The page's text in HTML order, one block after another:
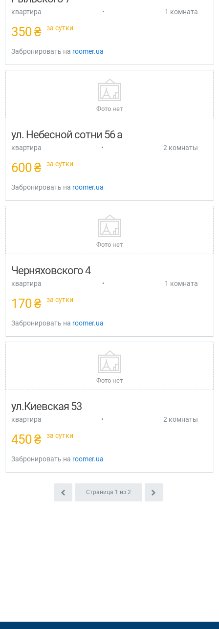
квартира • 1 комната
350 ₴ за сутки
Забронировать на roomer.ua
Фото нет
ул. Небесной сотни 56 а
квартира • 2 комнаты
600 ₴ за сутки
Забронировать на roomer.ua
Фото нет
Черняховского 4
квартира • 1 комната
170 ₴ за сутки
Забронировать на roomer.ua
Фото нет
ул.Киевская 53
квартира • 2 комнаты
450 ₴ за сутки
Забронировать на roomer.ua
Страница 1 из 2